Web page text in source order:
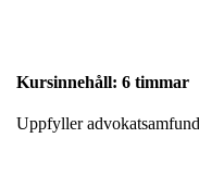
Kursinnehåll: 6 timmar
Uppfyller